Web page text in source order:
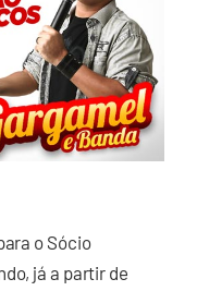
o Sócio
já a partir de